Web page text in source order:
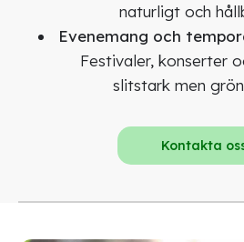
naturligt och
Evenemang och
Festivaler, konserter
slitstark men
Kontakta